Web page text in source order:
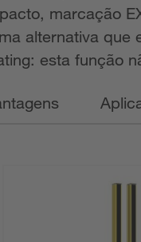
marcação
alternativa
esta função